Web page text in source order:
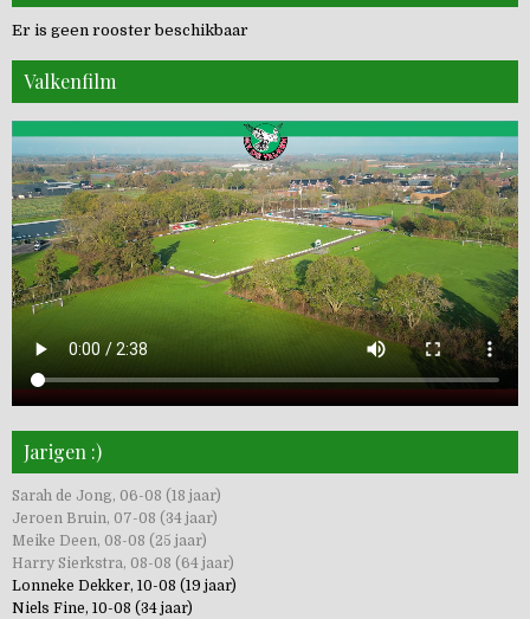
Er is geen rooster beschikbaar
Valkenfilm
Jarigen :)
Sarah de Jong, 06-08 (18 jaar)
Jeroen Bruin, 07-08 (34 jaar)
Meike Deen, 08-08 (25 jaar)
Harry Sierkstra, 08-08 (64 jaar)
Lonneke Dekker, 10-08 (19 jaar)
Niels Fine, 10-08 (34 jaar)